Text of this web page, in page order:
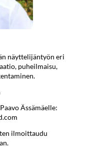
näyttelijäntyön eri
puheilmaisu,
Ässämäelle:
ilmoittaudu